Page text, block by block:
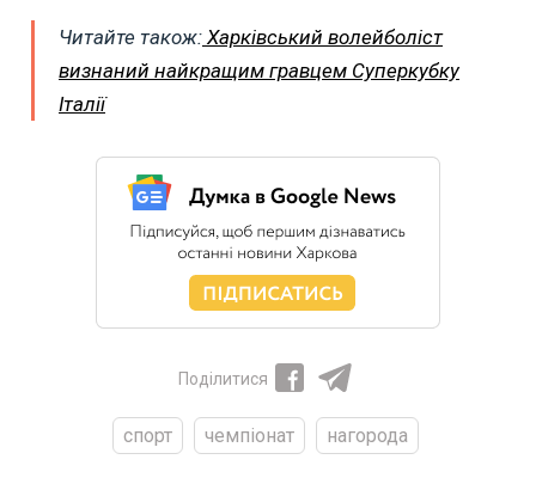
Читайте також: Харківський волейболіст
визнаний найкращим гравцем Суперкубку
Італії
Поділитися
спорт чемпіонат нагорода